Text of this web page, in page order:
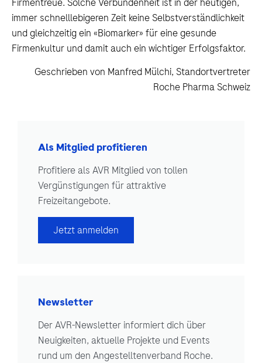
immer schnelllebigeren Zeit keine Selbstverständlichkeit
und gleichzeitig ein «Biomarker» für eine gesunde
Firmenkultur und damit auch ein wichtiger Erfolgsfaktor.
Geschrieben von Manfred Mülchi, Standortvertreter
Roche Pharma Schweiz
Als Mitglied profitieren
Profitiere als AVR Mitglied von tollen
Vergünstigungen für attraktive
Freizeitangebote.
Jetzt anmelden
Newsletter
Der AVR-Newsletter informiert dich über
Neuigkeiten, aktuelle Projekte und Events
rund um den Angestelltenverband Roche.